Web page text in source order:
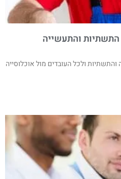
התשתיות והתעשייה
ולכל העובדים מול אוכלוסייה